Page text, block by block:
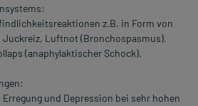
z.B. in Form von
Juckreiz, Luftnot (Bronchospasmus),
(anaphylaktischer Schock).
und Depression bei sehr hohen